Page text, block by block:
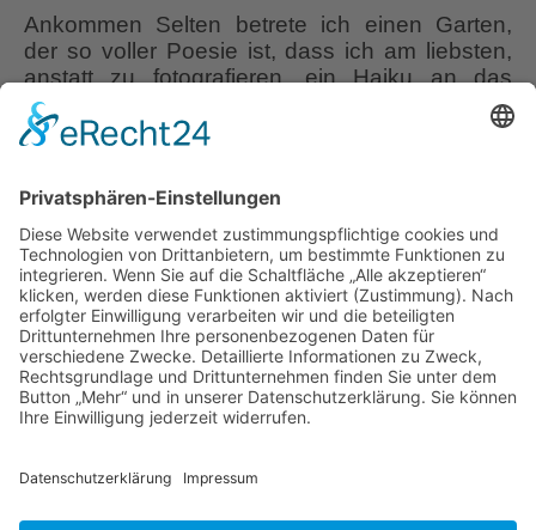
Ankommen Selten betrete ich einen Garten,
der so voller Poesie ist, dass ich am liebsten,
anstatt zu fotografieren, ein Haiku an das
andere aneinanderreihen möchte. So
geschehen im Garten von Brigitte
Garten, zusammen mit einem Website-Bericht
darüber, gewonnen hatte. Der Garten liegt
günstig…Romantischer
Wohlfühl-
Garten
Brigitte
Bergschneider
Liebe Leser! Ihr könnt euch per E-Mail
informieren lassen, wenn neue Artikel auf
Wurzerlsgarten erscheinen.Folgt dafür einfach
diesem Link und gebt dort eure E-Mailadresse